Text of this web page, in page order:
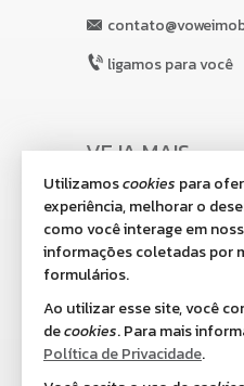
ligamos para você
VEJA MAIS
receba nosso
indicadores
cadastre seu imóvel
imóveis favoritos
mapa de imóveis
Utilizamoscookies para
experiência, melhorar o
como você interage em
informações coletadas por
formulários.
Ao utilizar esse site, você
decookies. Para mais
Política de Privacidade.